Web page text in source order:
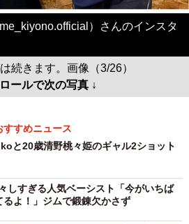
）さんのインスタ
続きます。画像（3/26）
ールで次の写真 ↓
すすめニュース
と20歳清野桃々姫のギャル2ショット
しすぎる人気ベーシスト「今がいちば
るよ！」ジムで鍛錬欠かさず